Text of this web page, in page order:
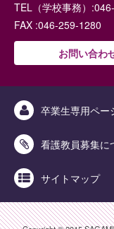
TEL（学校事務）
FAX :046-259-1280
お問い合わ
卒業生専用ペー
看護教員募集に
サイトマップ